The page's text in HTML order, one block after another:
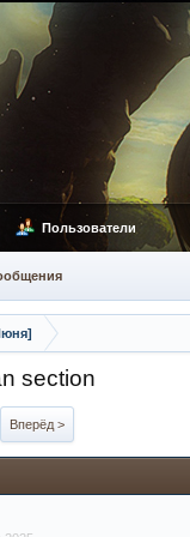
Июня]
section
Вперёд >
Пользователи